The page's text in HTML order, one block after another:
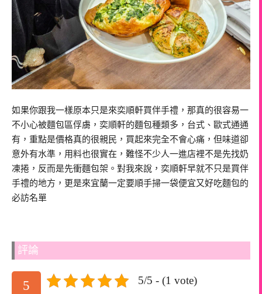
如果你跟我一樣原本只是來奕順軒買伴手禮，那真的很容易一
不小心被麵包區俘虜，奕順軒的麵包種類多，台式、歐式通通
有，重點是價格真的很親民，買起來完全不會心痛，但味道卻
意外有水準，用料也很實在，難怪不少人一進店裡不是先找奶
凍捲，反而是先衝麵包架。對我來說，奕順軒早就不只是買伴
手禮的地方，更是來宜蘭一定要順手掃一袋便宜又好吃麵包的
必訪名單
評論
5 5/5 - (1 vote)